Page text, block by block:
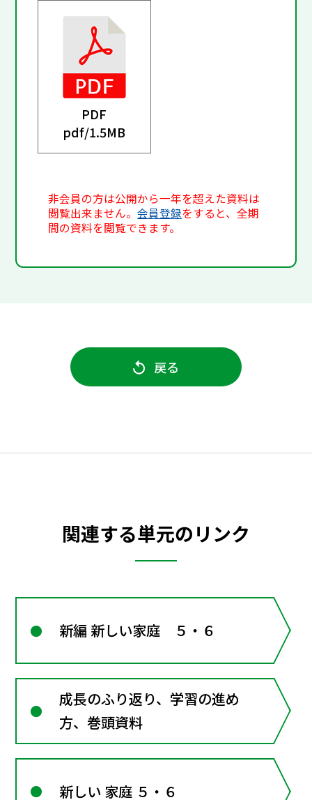
PDF
pdf/1.5MB
非会員の方は公開から一年を超えた資料は
閲覧出来ません。会員登録をすると、全期
間の資料を閲覧できます。
戻る
関連する単元のリンク
新編 新しい家庭 ５・６
成長のふり返り、学習の進め
方、巻頭資料
新しい 家庭 ５・６